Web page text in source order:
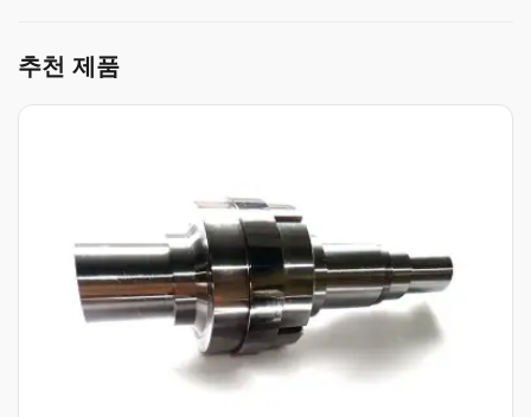
추천 제품